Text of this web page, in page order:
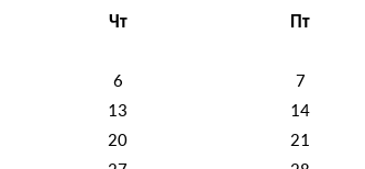
Чт Пт
6 7
13 14
20 21